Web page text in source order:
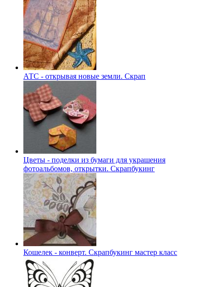
АТС - открывая новые земли. Скрап
Цветы - поделки из бумаги для украшения
фотоальбомов, открытки. Скрапбукинг
Кошелек - конверт. Скрапбукинг мастер класс